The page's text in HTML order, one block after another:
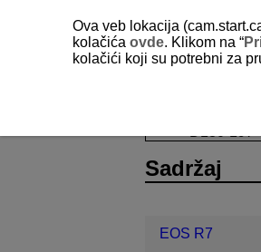
Sadržaj
EOS R7
Ova veb lokacija
kolačića ovde. Klikom na “
kolačići koji su potrebni za